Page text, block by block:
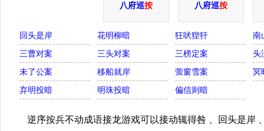
八府巡按 八府巡按
回头是岸 花明柳暗 狂吠狴犴
南
三曹对案
三头对案 三榜定案
头
未了公案
移船就岸 萤窗雪案
冥
弃明投暗
明珠投暗 偏信则暗
逆序按兵不动成语接龙游戏可以接动辄得咎 、回头是岸